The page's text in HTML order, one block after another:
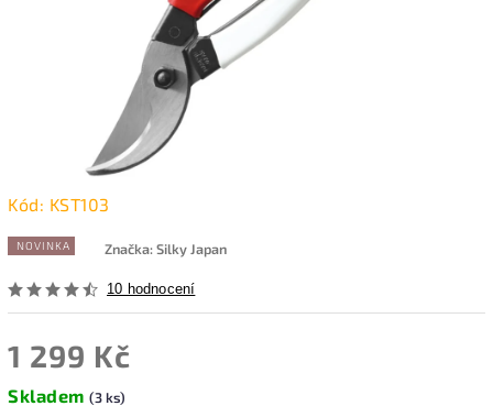
Kód: KST103
NOVINKA
10 hodnocení
Značka:Silky Japan
1 299 Kč
Skladem (3 ks)